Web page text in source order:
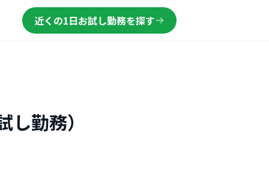
近くの1日お試し勤務を探す
勤務）